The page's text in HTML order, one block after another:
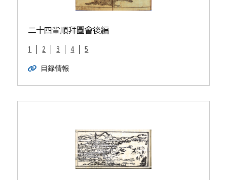
二十四軰順拜圖會後編
1 2 3 4 5
目録情報